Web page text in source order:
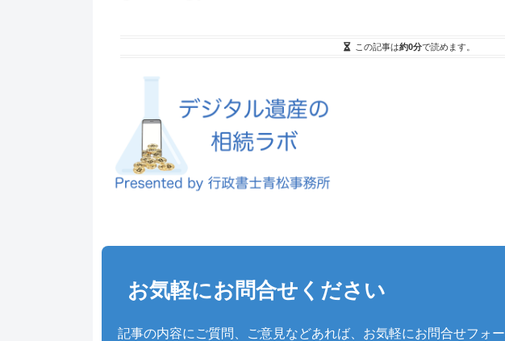
この記事は約0分で読めます。
お気軽にお問合せください
記事の内容にご質問、ご意見などあれば、お気軽にお問合せフォ